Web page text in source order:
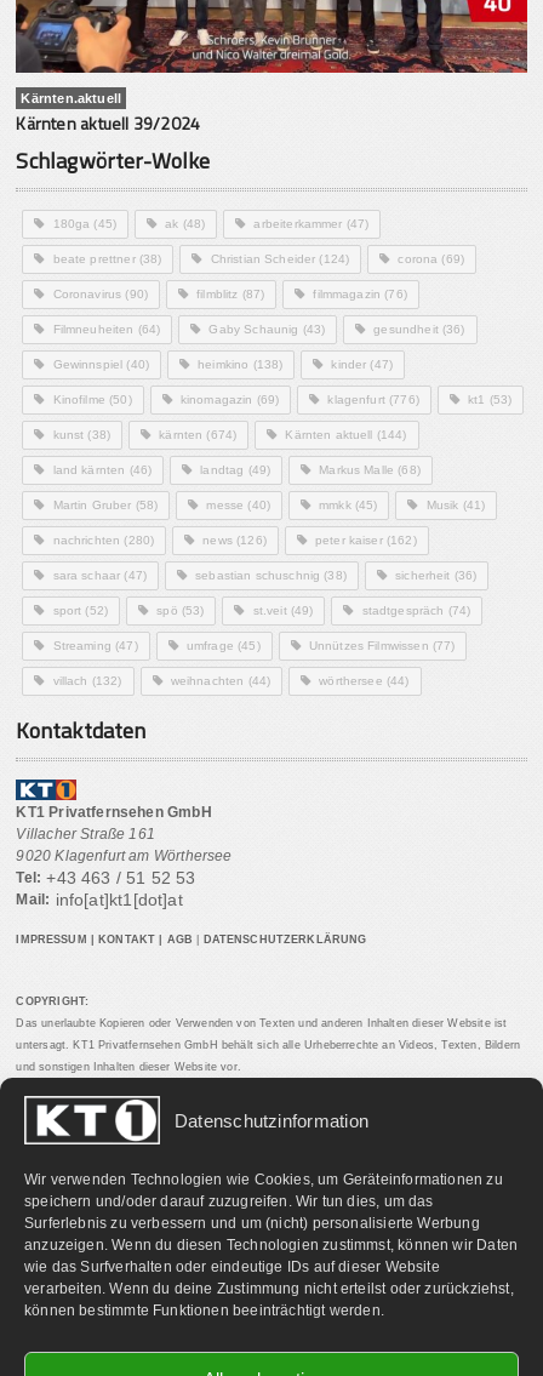
Datenschutzinformation
Wir verwenden Technologien wie Cookies, um Geräteinformationen zu
speichern und/oder darauf zuzugreifen. Wir tun dies, um das
Surferlebnis zu verbessern und um (nicht) personalisierte Werbung
anzuzeigen. Wenn du diesen Technologien zustimmst, können wir Daten
wie das Surfverhalten oder eindeutige IDs auf dieser Website
verarbeiten. Wenn du deine Zustimmung nicht erteilst oder zurückziehst,
können bestimmte Funktionen beeinträchtigt werden.
Kärnten.aktuell
Kärnten aktuell 39/2024
Schlagwörter-Wolke
180ga (45) ak (48) arbeiterkammer (47)
beate prettner(38) Christian Scheider (124) corona (69)
Coronavirus (90) filmblitz (87) filmmagazin (76)
Filmneuheiten (64) Gaby Schaunig (43) gesundheit(36)
Gewinnspiel (40) heimkino (138) kinder (47)
Kinofilme (50) kinomagazin (69) klagenfurt(776) kt1 (53)
kunst (38) kärnten (674) Kärnten aktuell (144)
land kärnten (46) landtag (49) Markus Malle (68)
Martin Gruber (58) messe (40) mmkk(45) Musik (41)
nachrichten (280) news(126) peter kaiser(162)
sara schaar (47) sebastian schuschnig (38) sicherheit (36)
sport (52) spö (53) st.veit(49) stadtgespräch (74)
Streaming (47) umfrage (45) Unnützes Filmwissen (77)
villach (132) weihnachten (44) wörthersee (44)
Kontaktdaten
KT1 Privatfernsehen GmbH
Villacher Straße 161
9020 Klagenfurt am Wörthersee
Tel: +43 463 / 51 52 53
Mail: info[at]kt1[dot]at
IMPRESSUM KONTAKT AGB DATENSCHUTZERKLÄRUNG
COPYRIGHT:
Das unerlaubte Kopieren oder Verwenden von Texten und anderen Inhalten dieser Website ist
untersagt. KT1 Privatfernsehen GmbH behält sich alle Urheberrechte an Videos, Texten, Bildern
und sonstigen Inhalten dieser Website vor.
PARTNERLINKS: